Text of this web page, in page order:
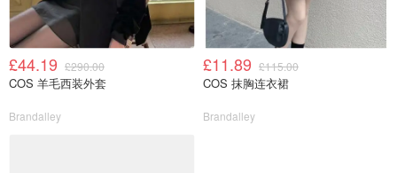
£44.19 £290.00
COS 羊毛西装外套
Brandalley
£11.89 £115.00
COS 抹胸连衣裙
Brandalley